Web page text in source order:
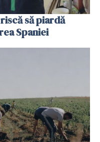
să piardă
Spaniei